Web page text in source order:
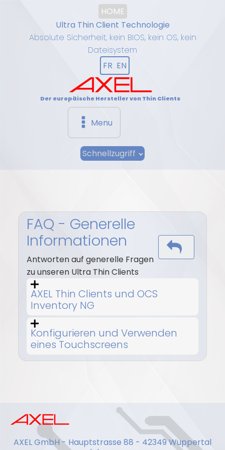
HOME
Ultra Thin Client Technologie
Absolute Sicherheit, kein BIOS, kein OS, kein
Dateisystem
FR EN
Der europäische Hersteller von Thin Clients
Menu
Schnellzugriff
FAQ - Generelle
Informationen
Antworten auf generelle Fragen
zu unseren Ultra Thin Clients
AXEL Thin Clients und OCS
Inventory NG
Konfigurieren und Verwenden
eines Touchscreens
AXEL GmbH - Hauptstrasse 88 - 42349 Wuppertal